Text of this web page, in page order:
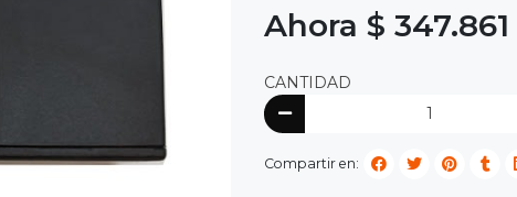
Ahora $ 347.861
CANTIDAD
Compartir en: